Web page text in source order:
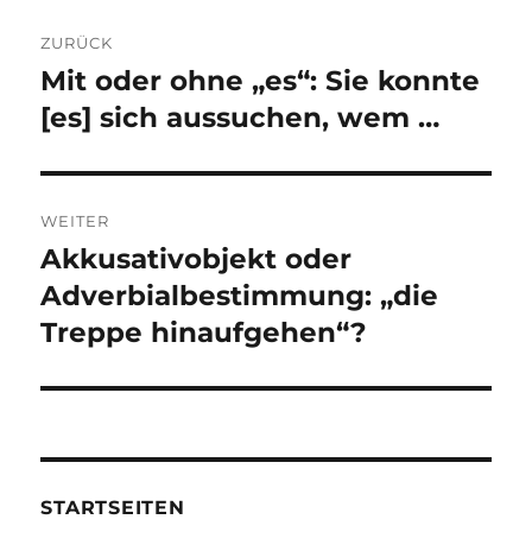
ZURÜCK
Vorheriger
Beitrag:
Mit oder ohne „es“: Sie konnte
[es] sich aussuchen, wem …
WEITER
Nächster
Beitrag:
Akkusativobjekt oder
Adverbialbestimmung: „die
Treppe hinaufgehen“?
STARTSEITEN